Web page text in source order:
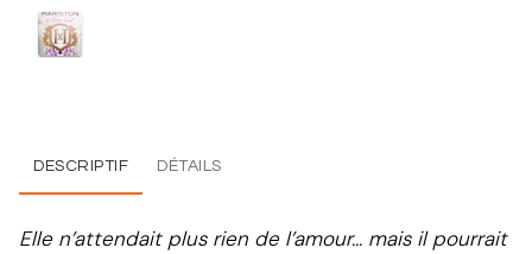
DESCRIPTIF DÉTAILS
Elle n’attendait plus rien de l’amour… mais il pourrait